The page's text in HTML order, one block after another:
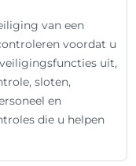
van een
voordat u
uit,
sloten,
en
die u helpen